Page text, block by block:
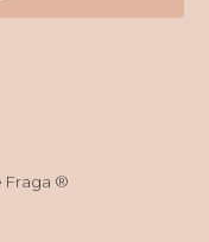
Fraga ®